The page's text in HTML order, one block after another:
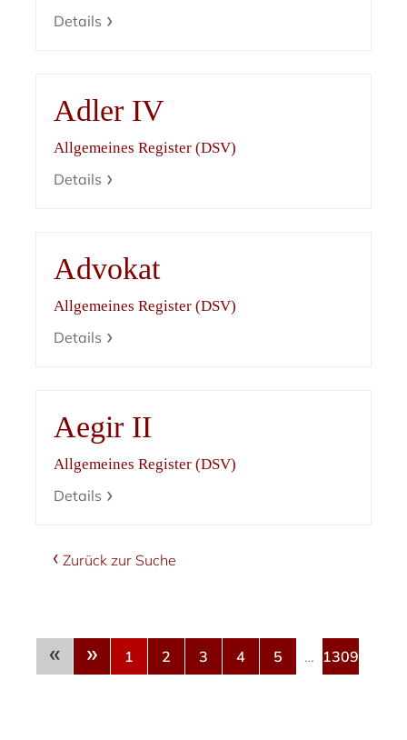
Details
Adler IV
Allgemeines Register (DSV)
Details
Advokat
Allgemeines Register (DSV)
Details
Aegir II
Allgemeines Register (DSV)
Details
Zurück zur Suche
« » 1 2 3 4 5 … 1309